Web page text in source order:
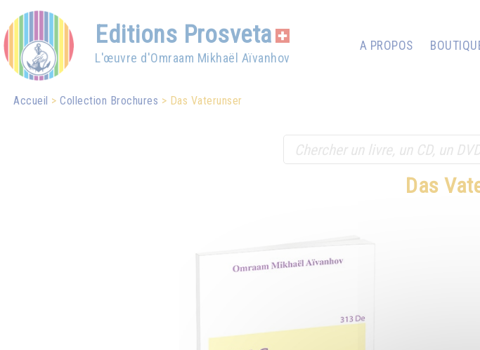
Editions Prosveta
L'œuvre d'Omraam Mikhaël Aïvanhov
A PROPOS
Accueil Collection Brochures Das Vaterunser
Das